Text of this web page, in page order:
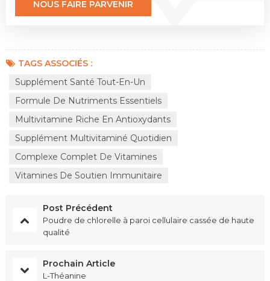
TAGS ASSOCIÉS :
Supplément Santé Tout-En-Un
Formule De Nutriments Essentiels
Multivitamine Riche En Antioxydants
Supplément Multivitaminé Quotidien
Complexe Complet De Vitamines
Vitamines De Soutien Immunitaire
Post Précédent
Poudre de chlorelle à paroi cellulaire cassée de haute
qualité
Prochain Article
L-Théanine